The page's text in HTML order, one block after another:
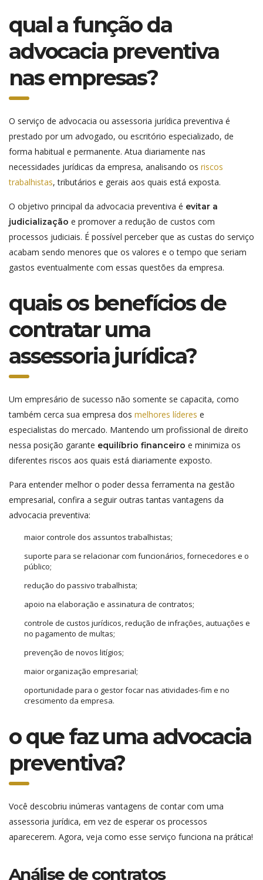
qual a função da
advocacia preventiva
nas empresas?
O serviço de advocacia ou assessoria jurídica preventiva é
prestado por um advogado, ou escritório especializado, de
forma habitual e permanente. Atua diariamente nas
necessidades jurídicas da empresa, analisando os riscos
trabalhistas, tributários e gerais aos quais está exposta.
O objetivo principal da advocacia preventiva é evitar a
judicialização e promover a redução de custos com
processos judiciais. É possível perceber que as custas do serviço
acabam sendo menores que os valores e o tempo que seriam
gastos eventualmente com essas questões da empresa.
quais os benefícios de
contratar uma
assessoria jurídica?
Um empresário de sucesso não somente se capacita, como
também cerca sua empresa dos melhores líderes e
especialistas do mercado. Mantendo um profissional de direito
nessa posição garante equilíbrio financeiro e minimiza os
diferentes riscos aos quais está diariamente exposto.
Para entender melhor o poder dessa ferramenta na gestão
empresarial, confira a seguir outras tantas vantagens da
advocacia preventiva:
maior controle dos assuntos trabalhistas;
suporte para se relacionar com funcionários, fornecedores e o
público;
redução do passivo trabalhista;
apoio na elaboração e assinatura de contratos;
controle de custos jurídicos, redução de infrações, autuações e
no pagamento de multas;
prevenção de novos litígios;
maior organização empresarial;
oportunidade para o gestor focar nas atividades-fim e no
crescimento da empresa.
o que faz uma advocacia
preventiva?
Você descobriu inúmeras vantagens de contar com uma
assessoria jurídica, em vez de esperar os processos
aparecerem. Agora, veja como esse serviço funciona na prática!
Análise de contratos